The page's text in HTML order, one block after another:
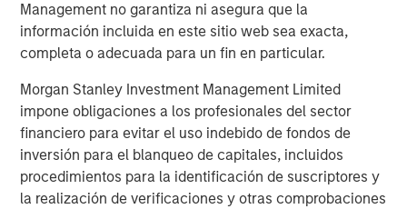
Management no garantiza ni asegura que la
información incluida en este sitio web sea exacta,
completa o adecuada para un fin en particular.
Morgan Stanley Investment Management Limited
impone obligaciones a los profesionales del sector
financiero para evitar el uso indebido de fondos de
inversión para el blanqueo de capitales, incluidos
procedimientos para la identificación de suscriptores y
la realización de verificaciones y otras comprobaciones
Prevalent Housing Shortage